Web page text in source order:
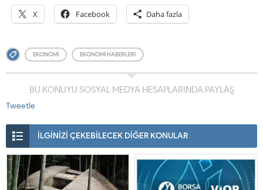
X Facebook Daha fazla
EKONOMI EKONOMI HABERLERI
BU KONUYU SOSYAL MEDYA HESAPLARINDA PAYLAŞ
Tweetle
İLGİNİZİ ÇEKEBİLECEK DİĞER KONULAR